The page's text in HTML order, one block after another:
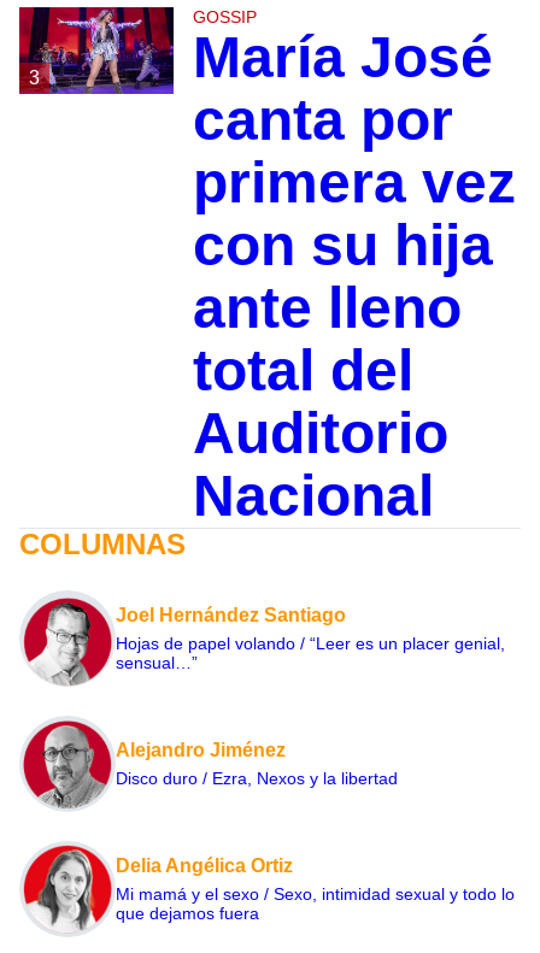
3
GOSSIP
María José
canta por
primera vez
con su hija
ante lleno
total del
Auditorio
Nacional
COLUMNAS
Joel Hernández Santiago
Hojas de papel volando / “Leer es un placer genial,
sensual…”
Alejandro Jiménez
Disco duro / Ezra, Nexos y la libertad
Delia Angélica Ortiz
Mi mamá y el sexo / Sexo, intimidad sexual y todo lo
que dejamos fuera